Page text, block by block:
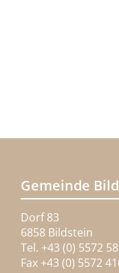
Gemeinde
Dorf 83
6858 Bildstein
Tel. +43 (0) 5572
Fax +43 (0) 5572